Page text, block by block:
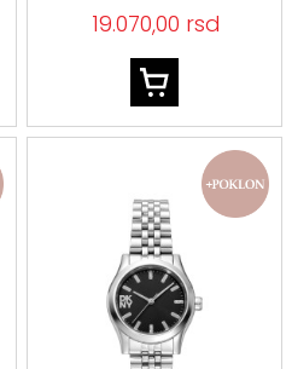
19.070,00 rsd